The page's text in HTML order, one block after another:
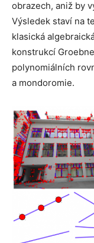
obrazech, aniž by
Výsledek staví na
klasická
konstrukcí
polynomiálních
a mondoromie.